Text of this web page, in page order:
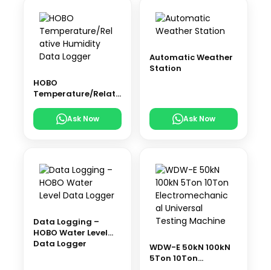
HOBO
Temperature/Relati
Logger Ask Now
Automatic Weather
Station
Ask Now
Data Logging –
HOBO Water Level
Data Logger
WDW-E 50kN 100kN
5Ton 10Ton